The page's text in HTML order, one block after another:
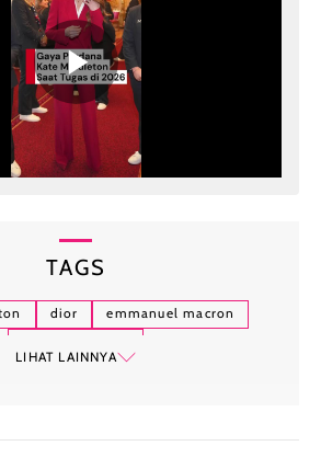
TAGS
dior
emmanuel macron
LIHAT LAINNYA